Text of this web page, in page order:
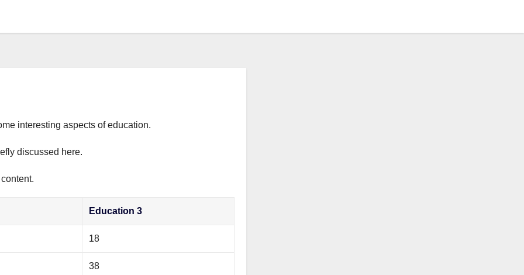
interesting aspects of education.
discussed here.
Education 3
18
38